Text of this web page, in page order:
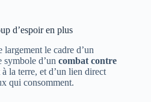
d’espoir en plus
largement le cadre d’un
symbole d’un combat contre
à la terre, et d’un lien direct
qui consomment.